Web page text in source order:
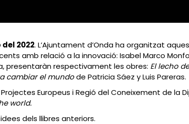
del 2022. L’Ajuntament d’Onda ha organitzat
amb relació a la innovació: Isabel Marco
presentaràn respectivament les obres: El lecho
cambiar el mundode Patricia Sáez y Luis Pareras.
Europeus i Regió del Coneixement de la
world.
dels llibres anteriors.